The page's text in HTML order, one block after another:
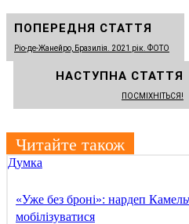
ПОПЕРЕДНЯ СТАТТЯ
Ріо-де-Жанейро, Бразилія. 2021 рік. ФОТО
НАСТУПНА СТАТТЯ
ПОСМІХНІТЬСЯ!
Читайте також
Думка
«Уже без броні»: нардеп
мобілізуватися